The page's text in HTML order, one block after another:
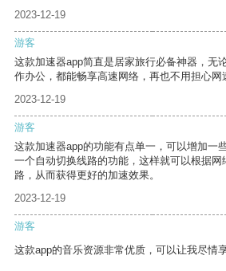
2023-12-19
游客
这款加速器app简直是居家旅行必备神器，无
作办公，都能畅享高速网络，再也不用担心网
2023-12-19
游客
这款加速器app的功能有点单一，可以增加一
一个自动切换线路的功能，这样就可以根据
路，从而获得更好的加速效果。
2023-12-19
游客
这款app的音乐资源非常优质，可以让我尽情